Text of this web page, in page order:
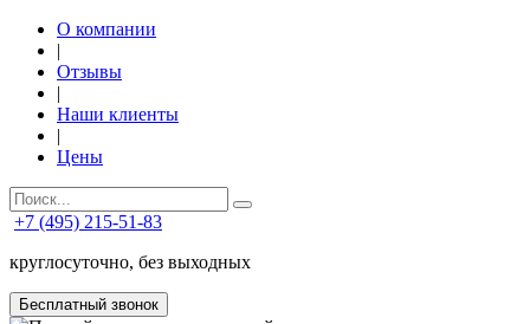
О компании
|
Отзывы
|
Наши клиенты
|
Цены
+7 (495) 215-51-83
круглосуточно, без выходных
Бесплатный звонок